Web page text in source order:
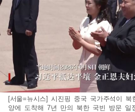
[서울=뉴시스] 시진핑 중국 국가주석이
양에 도착해 7년 만의 북한 국빈 방문 일